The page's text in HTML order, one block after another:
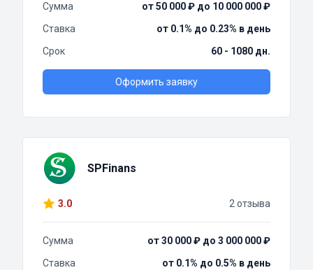
Сумма
от 50 000 ₽ до 10 000 000 ₽
Ставка
от 0.1% до 0.23% в день
Срок
60 - 1080 дн.
Оформить заявку
SPFinans
3.0 2 отзыва
Сумма
от 30 000 ₽ до 3 000 000 ₽
Ставка
от 0.1% до 0.5% в день